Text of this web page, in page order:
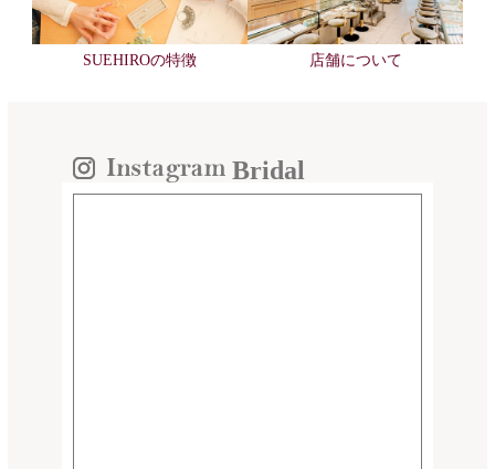
SUEHIROの特徴 店舗について
Bridal